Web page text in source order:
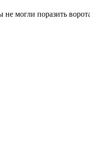
могли поразить